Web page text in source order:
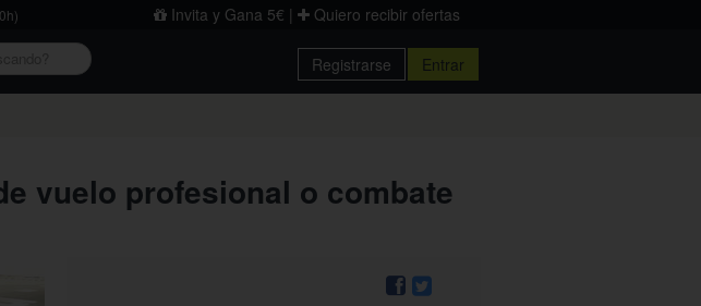
Invita y Gana 5€ | Quiero recibir ofertas
Registrarse Entrar
vuelo profesional o combate